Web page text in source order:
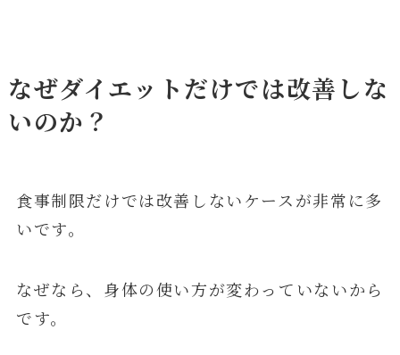
なぜダイエットだけでは改善しな
いのか？
食事制限だけでは改善しないケースが非常に多
いです。
なぜなら、身体の使い方が変わっていないから
です。